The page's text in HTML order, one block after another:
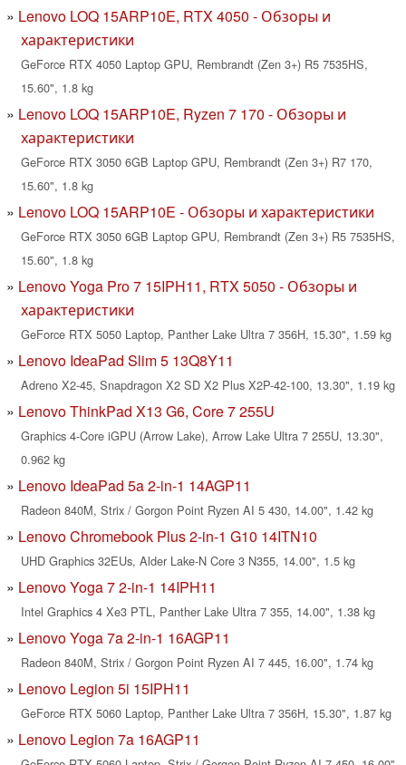
Lenovo LOQ 15ARP10E, RTX 4050 - Обзоры и
характеристики
GeForce RTX 4050 Laptop GPU, Rembrandt (Zen 3+) R5 7535HS,
15.60", 1.8 kg
Lenovo LOQ 15ARP10E, Ryzen 7 170 - Обзоры и
характеристики
GeForce RTX 3050 6GB Laptop GPU, Rembrandt (Zen 3+) R7 170,
15.60", 1.8 kg
Lenovo LOQ 15ARP10E - Обзоры и характеристики
GeForce RTX 3050 6GB Laptop GPU, Rembrandt (Zen 3+) R5 7535HS,
15.60", 1.8 kg
Lenovo Yoga Pro 7 15IPH11, RTX 5050 - Обзоры и
характеристики
GeForce RTX 5050 Laptop, Panther Lake Ultra 7 356H, 15.30", 1.59 kg
Lenovo IdeaPad Slim 5 13Q8Y11
Adreno X2-45, Snapdragon X2 SD X2 Plus X2P-42-100, 13.30", 1.19 kg
Lenovo ThinkPad X13 G6, Core 7 255U
Graphics 4-Core iGPU (Arrow Lake), Arrow Lake Ultra 7 255U, 13.30",
0.962 kg
Lenovo IdeaPad 5a 2-in-1 14AGP11
Radeon 840M, Strix / Gorgon Point Ryzen AI 5 430, 14.00", 1.42 kg
Lenovo Chromebook Plus 2-in-1 G10 14ITN10
UHD Graphics 32EUs, Alder Lake-N Core 3 N355, 14.00", 1.5 kg
Lenovo Yoga 7 2-in-1 14IPH11
Intel Graphics 4 Xe3 PTL, Panther Lake Ultra 7 355, 14.00", 1.38 kg
Lenovo Yoga 7a 2-in-1 16AGP11
Radeon 840M, Strix / Gorgon Point Ryzen AI 7 445, 16.00", 1.74 kg
Lenovo Legion 5i 15IPH11
GeForce RTX 5060 Laptop, Panther Lake Ultra 7 356H, 15.30", 1.87 kg
Lenovo Legion 7a 16AGP11